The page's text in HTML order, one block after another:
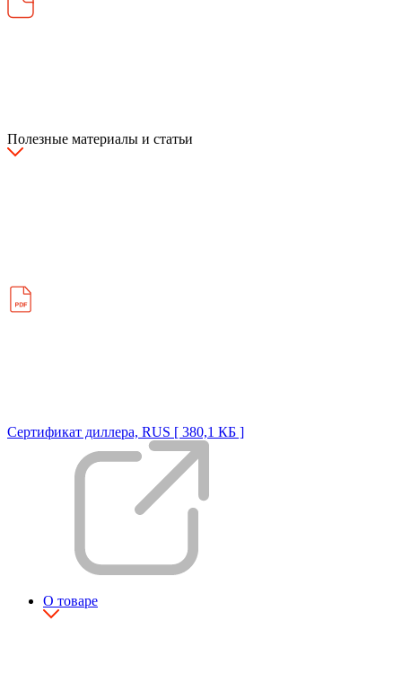
Полезные материалы и статьи
Сертификат диллера, RUS [ 380,1 КБ ]
О товаре